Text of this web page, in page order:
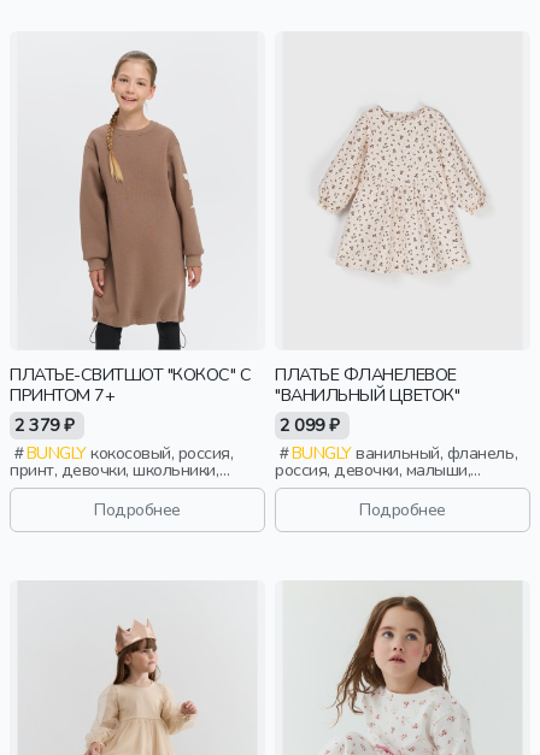
ПЛАТЬЕ-СВИТШОТ "КОКОС" С
ПРИНТОМ 7+
2 379 ₽
BUNGLYкокосовый, россия,
принт, девочки, школьники,
подростки, дети
Подробнее
ПЛАТЬЕ ФЛАНЕЛЕВОЕ
"ВАНИЛЬНЫЙ ЦВЕТОК"
2 099 ₽
BUNGLYванильный, фланель,
россия, девочки, малыши,
дошкольники, дети
Подробнее